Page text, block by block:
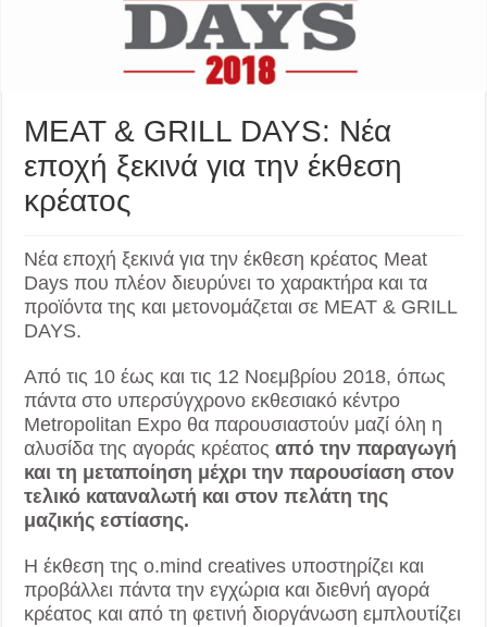
MEAT & GRILL DAYS: Νέα
εποχή ξεκινά για την έκθεση
κρέατος
Νέα εποχή ξεκινά για την έκθεση κρέατος Meat
Days που πλέον διευρύνει το χαρακτήρα και τα
προϊόντα της και μετονομάζεται σε MEAT & GRILL
DAYS.
Από τις 10 έως και τις 12 Νοεμβρίου 2018, όπως
πάντα στο υπερσύγχρονο εκθεσιακό κέντρο
Metropolitan Expo θα παρουσιαστούν μαζί όλη η
αλυσίδα της αγοράς κρέατος από την παραγωγή
και τη μεταποίηση μέχρι την παρουσίαση στον
τελικό καταναλωτή και στον πελάτη της
μαζικής εστίασης.
Η έκθεση της o.mind creatives υποστηρίζει και
προβάλλει πάντα την εγχώρια και διεθνή αγορά
κρέατος και από τη φετινή διοργάνωση εμπλουτίζει